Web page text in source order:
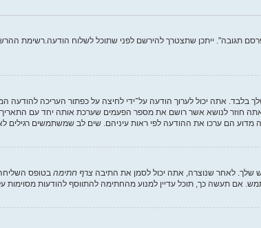
תגובה". ייתכן שתצטרך להירשם לפני שתוכל לשלוח הודעה.רשימת
בלבד. אתה יכול לערוך הודעה על־ידי לחיצה על כפתור העריכה
לנושא אשר רושם את מספר הפעמים שערכת אותה יחד עם התאריך
הם ערכו את ההודעה לפי ראות עיניהם. שים לב שמשתמשים רגילים
שלך. לאחר שנוצרה, אתה יכול לסמן את התיבה צרף חתימה בטופס
תעשה כך, תוכל עדיין למנוע מהחתימה להתווסף להודעות מסוימות